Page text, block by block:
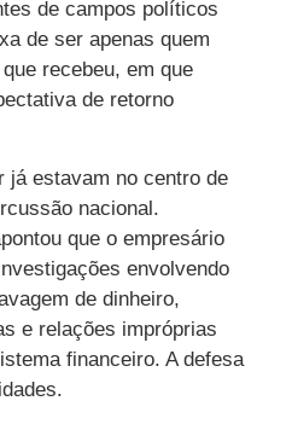
de campos políticos
de ser apenas quem
recebeu, em que
de retorno
já estavam no centro de
nacional.
que o empresário
envolvendo
de dinheiro,
e relações impróprias
financeiro. A defesa